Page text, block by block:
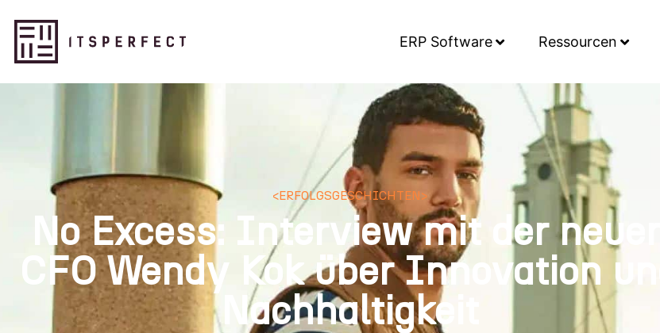
ERP Software Ressourcen
<ERFOLGSGESCHICHTEN >
No Excess: Interview mit der neuen
CFO Wendy Kok über Innovation und
Nachhaltigkeit